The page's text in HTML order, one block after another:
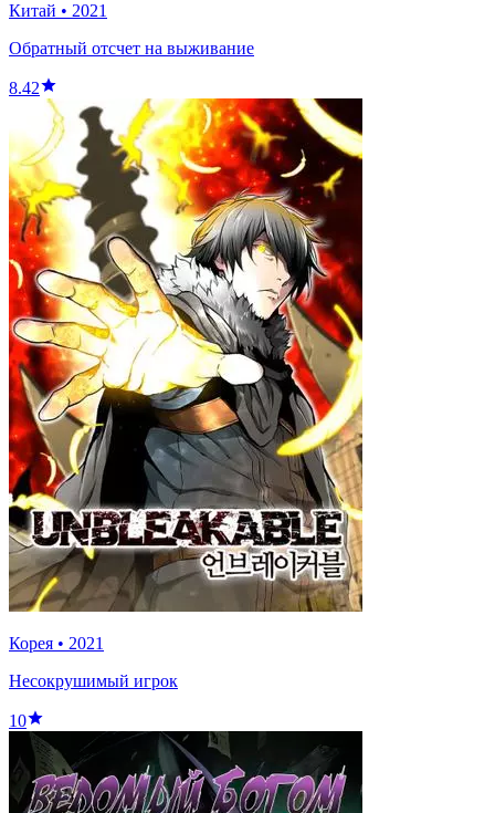
Китай • 2021
Обратный отсчет на выживание
8.42
Корея • 2021
Несокрушимый игрок
10